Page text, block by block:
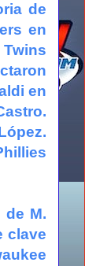
de
en
en
M.
clave